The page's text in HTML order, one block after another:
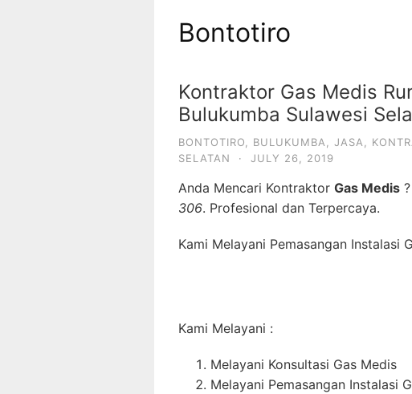
Bontotiro
Kontraktor Gas Medis
Bulukumba Sulawesi
BONTOTIRO BULUKUMBA JASA
SELATAN
· JULY 26, 2019
Anda Mencari Kontraktor Gas Medis
306. Profesional dan Terpercaya.
Kami Melayani Pemasangan Instalasi
Kami Melayani :
Melayani Konsultasi Gas Medis
Melayani Pemasangan Instalasi